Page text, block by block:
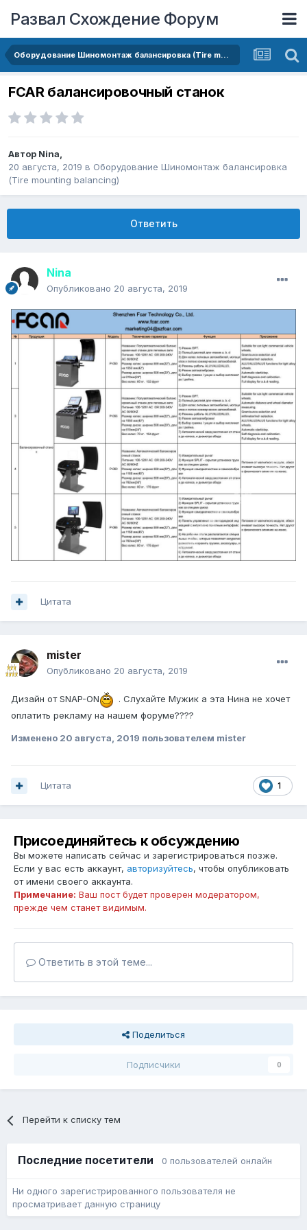
Развал Схождение Форум
Оборудование Шиномонтаж балансировка (Tire mounting balancing)
FCAR балансировочный станок
Автор Nina,
20 августа, 2019 в Оборудование Шиномонтаж балансировка
(Tire mounting balancing)
Ответить
Nina
Опубликовано 20 августа, 2019
Цитата
mister
Опубликовано 20 августа, 2019
Дизайн от SNAP-ON
. Слухайте Мужик а эта Нина не хочет
оплатить рекламу на нашем форуме????
Изменено 20 августа, 2019 пользователем mister
1
Цитата
Присоединяйтесь к обсуждению
Вы можете написать сейчас и зарегистрироваться позже.
Если у вас есть аккаунт, авторизуйтесь, чтобы опубликовать
от имени своего аккаунта.
Примечание: Ваш пост будет проверен модератором,
прежде чем станет видимым.
Ответить в этой теме...
Поделиться
Подписчики 0
Перейти к списку тем
Последние посетители 0 пользователей онлайн
Ни одного зарегистрированного пользователя не
просматривает данную страницу